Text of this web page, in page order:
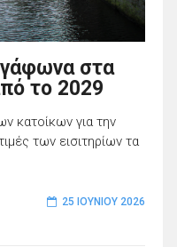
στα
το 2029
κατοίκων για την
των εισιτηρίων τα
25 ΙΟΥΝΊΟΥ 2026